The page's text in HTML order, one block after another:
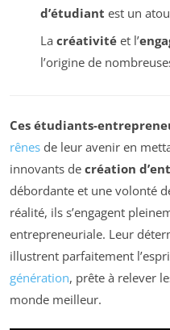
d’étudiant est un
La créativitéet l’
l’origine de
Ces étudiants-
rênes de leur avenir en
innovants de création
débordante et une volonté
réalité, ils s’engagent
entrepreneuriale. Leur
illustrent parfaitement
génération, prête à relever
monde meilleur.